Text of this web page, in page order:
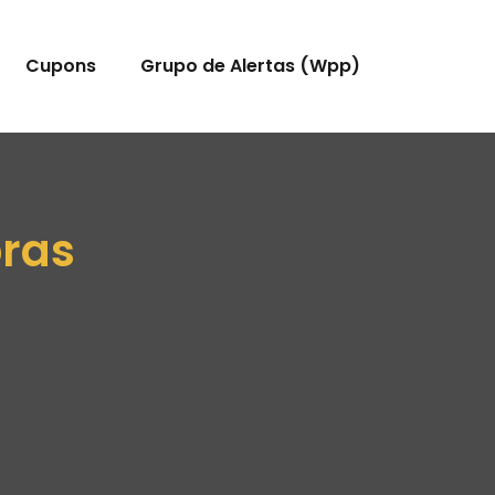
Cupons Grupo de Alertas (Wpp)